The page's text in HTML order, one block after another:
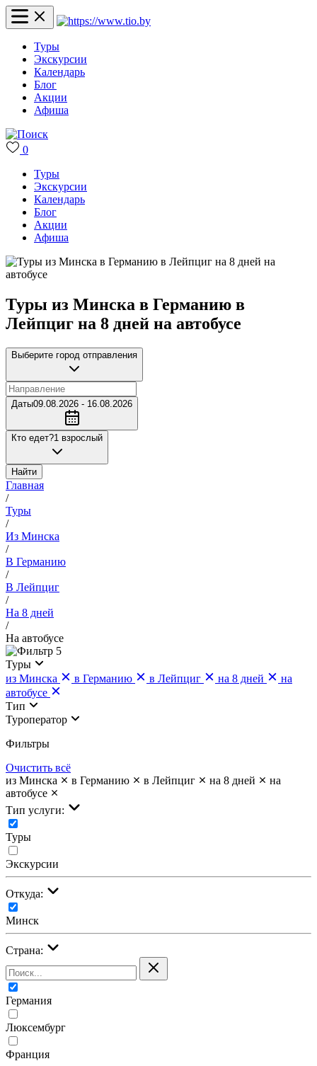
Туры
Экскурсии
Календарь
Блог
Акции
Афиша
0
Туры
Экскурсии
Календарь
Блог
Акции
Афиша
Туры из Минска в Германию в
Лейпциг на 8 дней на автобусе
Выберите город отправления
Даты09.08.2026 - 16.08.2026
Кто едет?1 взрослый
Найти
Главная
/
Туры
/
Из Минска
/
В Германию
/
В Лейпциг
/
На 8 дней
/
На автобусе
5
Туры
из Минска
в Германию в Лейпциг на 8 дней
на
автобусе
Тип
Туроператор
Фильтры
Очистить всё
из Минска
в Германию в Лейпциг на 8 дней
на
автобусе
Тип услуги:
Туры
Экскурсии
Откуда:
Минск
Страна:
Германия
Люксембург
Франция